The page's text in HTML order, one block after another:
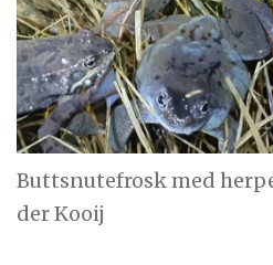
Buttsnutefrosk med
der Kooij